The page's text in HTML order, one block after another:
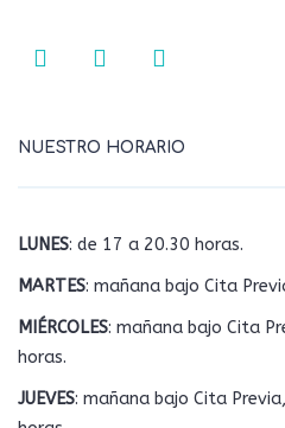
NUESTRO HORARIO
LUNES: de 17 a 20.30 horas.
MARTES: mañana bajo Cita
MIÉRCOLES: mañana bajo Cita
horas.
JUEVES: mañana bajo Cita